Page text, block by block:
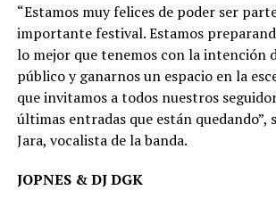
“Estamos muy felices de poder ser
importante festival. Estamos
lo mejor que tenemos con la intención
público y ganarnos un espacio en la
que invitamos a todos nuestros
últimas entradas que están quedando”,
Jara, vocalista de la banda.
JOPNES & DJ DGK